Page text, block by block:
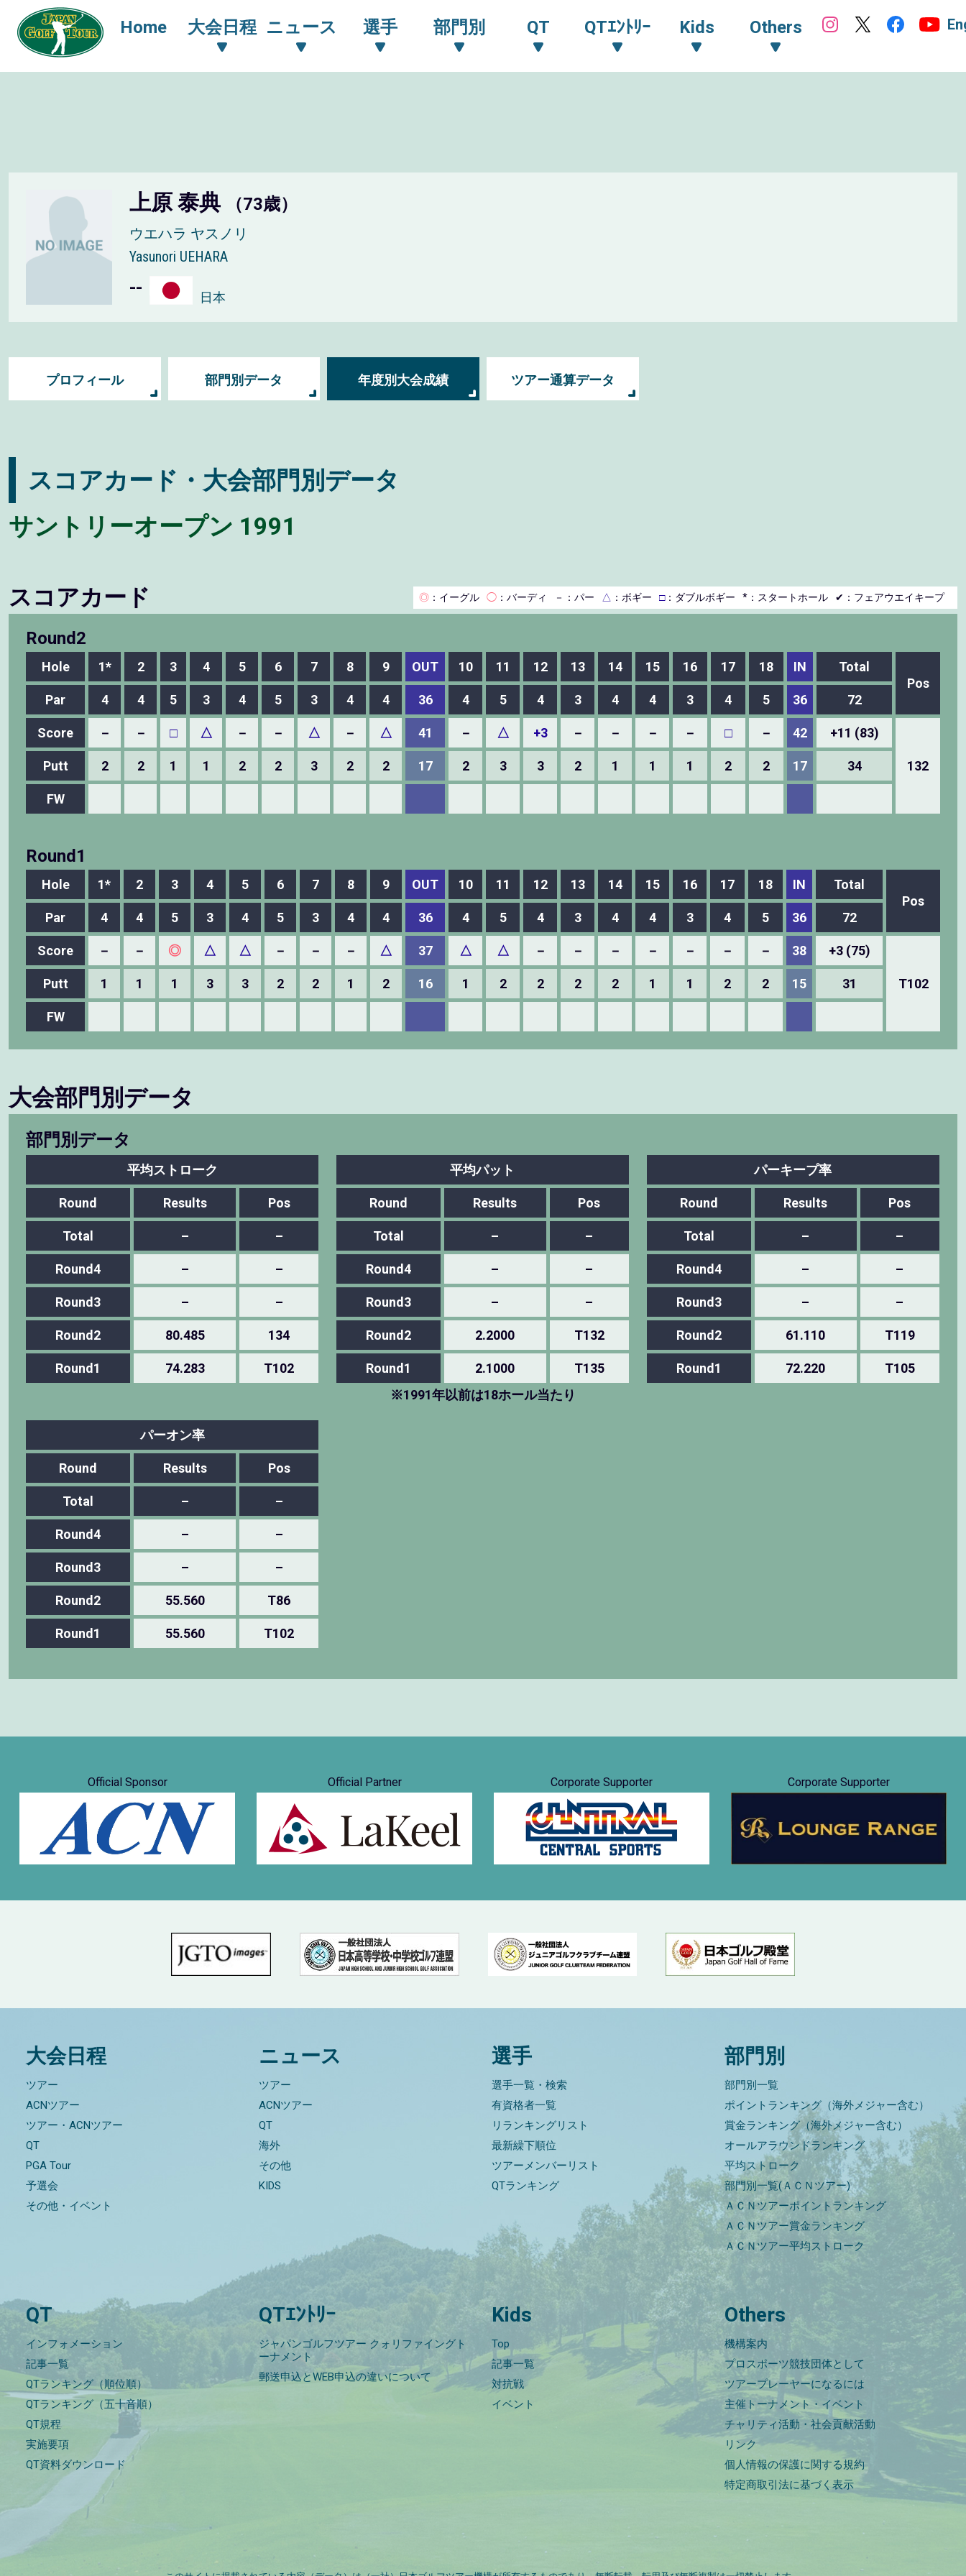
Home 大会日程 ニュース 選手 部門別 QT QTｴﾝﾄﾘｰ Kids Others
上原 泰典 （73歳）
ウエハラ ヤスノリ
Yasunori UEHARA
-- 日本
プロフィール 部門別データ 年度別大会成績 ツアー通算データ
スコアカード・大会部門別データ
サントリーオープン 1991
スコアカード ◎ ：イーグル ◯ ：バーディ － ：パー △ ：ボギー □：ダブルボギー *：スタートホール ✔：フェアウエイキープ
Round2
Hole 1* 2 3 4 5 6 7 8 9 OUT 10 11 12 13 14 15 16 17 18 IN
Total
Pos
Par
4 4 5 3 4 5 3 4 4 36 4 5 4 3 4 4 3 4 5 36 72
Score － － □ △ － － △ － △ 41 － △ +3 － － － － □ － 42 +11 (83)
132
Putt 2 2 1 1 2 2 3 2 2 17 2 3 3 2 1 1 1 2 2 17 34
FW
Round1
Hole 1* 2 3 4 5 6 7 8 9 OUT 10 11 12 13 14 15 16 17 18 IN
Total
Pos
Par
4 4 5 3 4 5 3 4 4 36 4 5 4 3 4 4 3 4 5 36 72
Score － － ◎ △ △ － － － △ 37 △ △ － － － － － － － 38 +3 (75)
T102
Putt 1 1 1 3 3 2 2 1 2 16 1 2 2 2 2 1 1 2 2 15 31
FW
大会部門別データ
部門別データ
平均ストローク
Round Results Pos
Total – –
Round4 – –
Round3 – –
Round2 80.485 134
Round1 74.283 T102
平均パット
Round Results Pos
Total – –
Round4 – –
Round3 – –
Round2 2.2000 T132
Round1 2.1000
T135
※1991年以前は18ホール当たり
パーキープ率
Round Results Pos
Total – –
Round4 – –
Round3 – –
Round2 61.110 T119
Round1 72.220 T105
パーオン率
Round Results Pos
Total – –
Round4 – –
Round3 – –
Round2 55.560 T86
Round1 55.560 T102
Official Sponsor Official Partner Corporate Supporter Corporate Supporter
大会日程
ツアー
ACNツアー
ツアー・ACNツアー
QT
PGA Tour
予選会
その他・イベント
ニュース
ツアー
ACNツアー
QT
海外
その他
KIDS
選手
選手一覧・検索
有資格者一覧
リランキングリスト
最新繰下順位
ツアーメンバーリスト
QTランキング
部門別
部門別一覧
ポイントランキング（海外メジャー含む）
賞金ランキング（海外メジャー含む）
オールアラウンドランキング
平均ストローク
部門別一覧(ＡＣＮツアー)
ＡＣＮツアーポイントランキング
ＡＣＮツアー賞金ランキング
ＡＣＮツアー平均ストローク
QT
インフォメーション
記事一覧
QTランキング（順位順）
QTランキング（五十音順）
QT規程
実施要項
QT資料ダウンロード
QTｴﾝﾄﾘｰ
ジャパンゴルフツアー クォリファイングト
ーナメント
郵送申込とWEB申込の違いについて
Kids
Top
記事一覧
対抗戦
イベント
Others
機構案内
プロスポーツ競技団体として
ツアープレーヤーになるには
主催トーナメント・イベント
チャリティ活動・社会貢献活動
リンク
個人情報の保護に関する規約
特定商取引法に基づく表示